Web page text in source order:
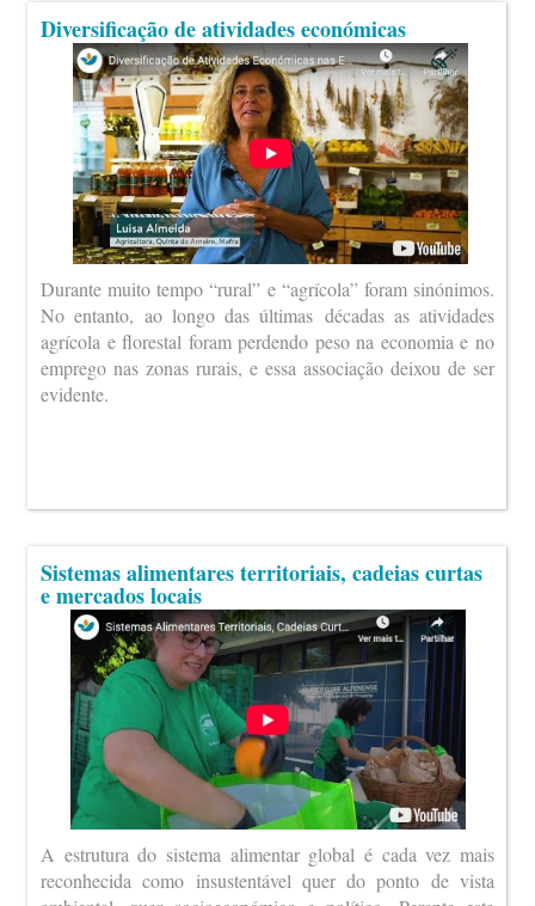
Diversificação de atividades económicas
Durante muito tempo “rural” e “agrícola” foram sinónimos.
No entanto, ao longo das últimas décadas as atividades
agrícola e florestal foram perdendo peso na economia e no
emprego nas zonas rurais, e essa associação deixou de ser
evidente.
Sistemas alimentares territoriais, cadeias curtas
e mercados locais
A estrutura do sistema alimentar global é cada vez mais
reconhecida como insustentável quer do ponto de vista